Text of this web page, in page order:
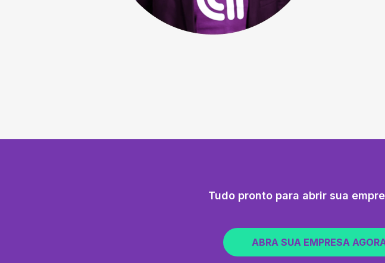
Tudo pronto para abrir sua
ABRA SUA EMPRESA